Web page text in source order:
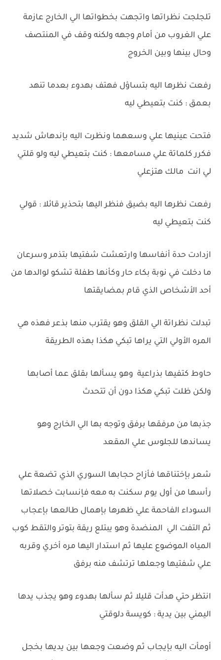
تلجلجت نظراتها واتجهت بخطواتها الي الخارج عازمة
علي الغروب من أمام وجهه ولكنه وقف في المنتصف
وحال بينها وبين الخروج
رفعت نظرها اليه بتساؤل فهتف بهدوء بعدما تنهد
بعمق : كنت بتعيطي ليه
فتحت عينيها علي وسعهما ونظرت اليه بإندهاش شديد
فكرر كلماتة علي مسامعها : كنت بتعيطي ليه ولو قلتي
لي انت مالك هتزعلي
رفعت نظرها اليه بضيق فنظر اليها بتحذير قائلا : قولي
كنت بتعيطي ليه
ازدادت حدة أنفاسها وارتعشت شفتيها بتذمر وسرعان
ما دخلت في نوبة بكاء حار وكأنها طفلة تشكو لوالدها من
أحد الأشخاص الذي قام بمضايقتها
تبدلت نظراتة الي القلق وهو يقترب منها بذعر فهذه هي
المره الأولي التي يراها تبكي هكذا بهذه الطريقة
حاوط كتفيها بذراعية وهو يسألها بقلق عما أصابها
ولكن ظلت تبكي هكذا دون أن تتحدث
جذبها من مرفقها برفق وتوجه بها الي الخارج وهو
يساندها للجلوس علي المقعد
شعر بإختناقها فأزاح حجابها السوري الذي تضعة علي
رأسها من أول يوم سكنت به معه فإنسابت خصلاتها
السوداء الفاحمة علي ظهرها بإهمال طالعها بإعجاب
ثم التفت الي المنضدة وهو يبتلع ريقة بتوتر والتقط كوب
المياه الموضوع عليها ثم استدار اليها مره أخري وقربه
علي شفتيها وجعلها ترتشف منه برفق
انتظر حتي هدأت قليلا ثم سألها بهدوء وهو يجذب يدها
اليمني بين يدية : كويسة دلوقتي
أومأت اليه بإيجاب ثم وضعت وجعها بين يديها بخجل